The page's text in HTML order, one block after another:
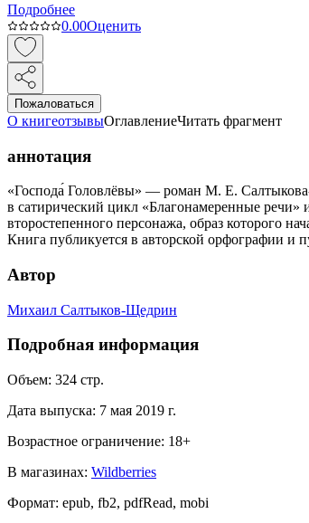
Подробнее
0.00Оценить
Пожаловаться
О книгеотзывыОглавлениеЧитать фрагмент
аннотация
«Господа́ Головлёвы» — роман М. Е.
в сатирический цикл «Благонамеренные речи»
второстепенного персонажа, образ которого
Книга публикуется в авторской орфографии и
Автор
Михаил Салтыков-Щедрин
Подробная информация
Объем: 324 стр.
Дата выпуска: 7 мая 2019 г.
Возрастное ограничение: 18+
В магазинах: Wildberries
Формат: epub, fb2, pdfRead, mobi